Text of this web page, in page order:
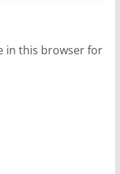
in this browser for